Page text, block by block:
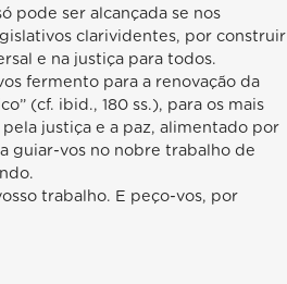
pode ser alcançada se nos
clarividentes, por construir
e na justiça para todos.
fermento para a renovação da
(cf. ibid., 180 ss.), para os mais
justiça e a paz, alimentado por
guiar-vos no nobre trabalho de
trabalho. E peço-vos, por